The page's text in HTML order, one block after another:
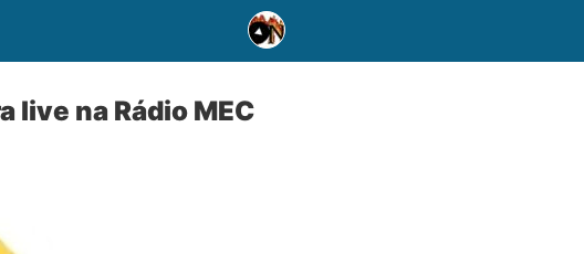
live na Rádio MEC